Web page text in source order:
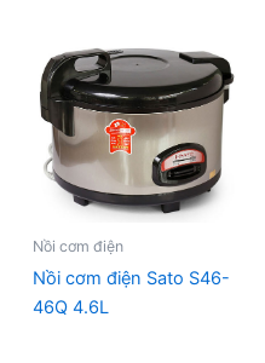
Nồi cơm điện
Nồi cơm điện Sato S46-
46Q 4.6L